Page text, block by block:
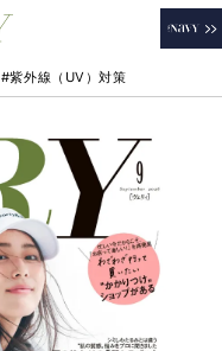
#紫外線（UV）対策